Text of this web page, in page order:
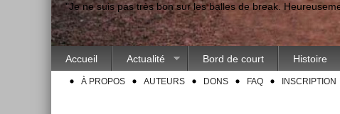
"Je ne suis pas très bon sur les balles de break.
Accueil Actualité Bord de court Histoire
À PROPOS AUTEURS DONS FAQ INSCRIPTION